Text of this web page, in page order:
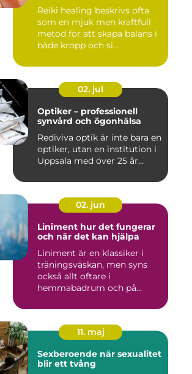
Reiki healing beskrivs ofta
som en mjuk men kraftfull
metod för att skapa balans i
både kropp och si...
02. jul
Optiker – professionell
synvård och ögonhälsa
Rediviva optik är inte bara en
optiker, utan en institution i
Uppsala med över 25 år...
02. jun
Liniment hur det fungerar
och när det kan hjälpa
Liniment är en klassiker i
träningsväskan, men syns
också allt oftare i
hemmabadrum och på
11. maj
Sexberoende när sexualitet
blir ett tvång